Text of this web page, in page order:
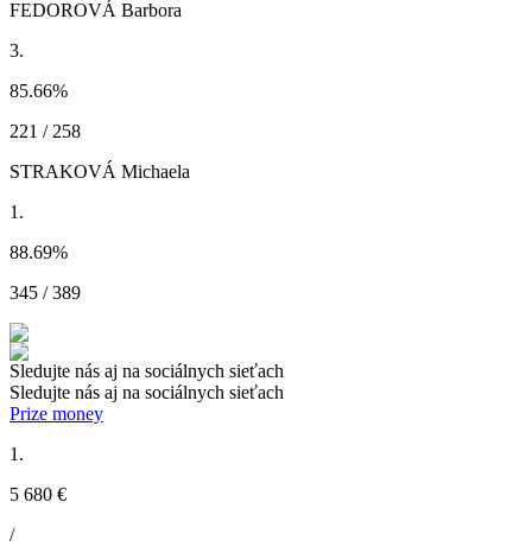
FEDOROVÁ Barbora
3.
85.66%
221 / 258
STRAKOVÁ Michaela
1.
88.69%
345 / 389
Sledujte nás aj na sociálnych sieťach
Sledujte nás aj na sociálnych sieťach
Prize money
1.
5 680 €
/